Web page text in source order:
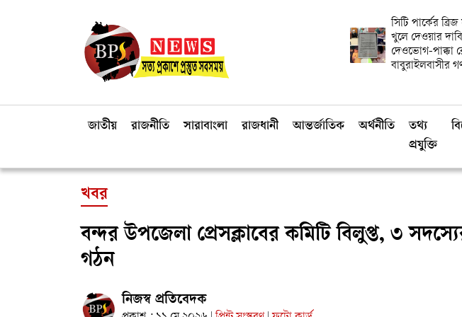
সিটি পার্কের
খুলে দেওয়ার
দেওভোগ-পাক্কা
বাবুরাইলবাসীর
জাতীয় রাজনীতি সারাবাংলা রাজধানী আন্তর্জাতিক অর্থনীতি
তথ্য
প্রযুক্তি
খবর
বন্দর উপজেলা প্রেসক্লাবের কমিটি বিলুপ্ত, ৩
গঠন
নিজস্ব প্রতিবেদক